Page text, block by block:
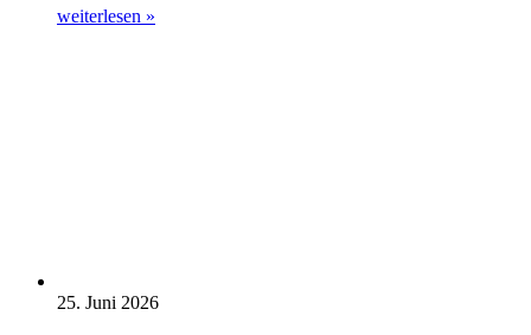
weiterlesen »
25. Juni 2026